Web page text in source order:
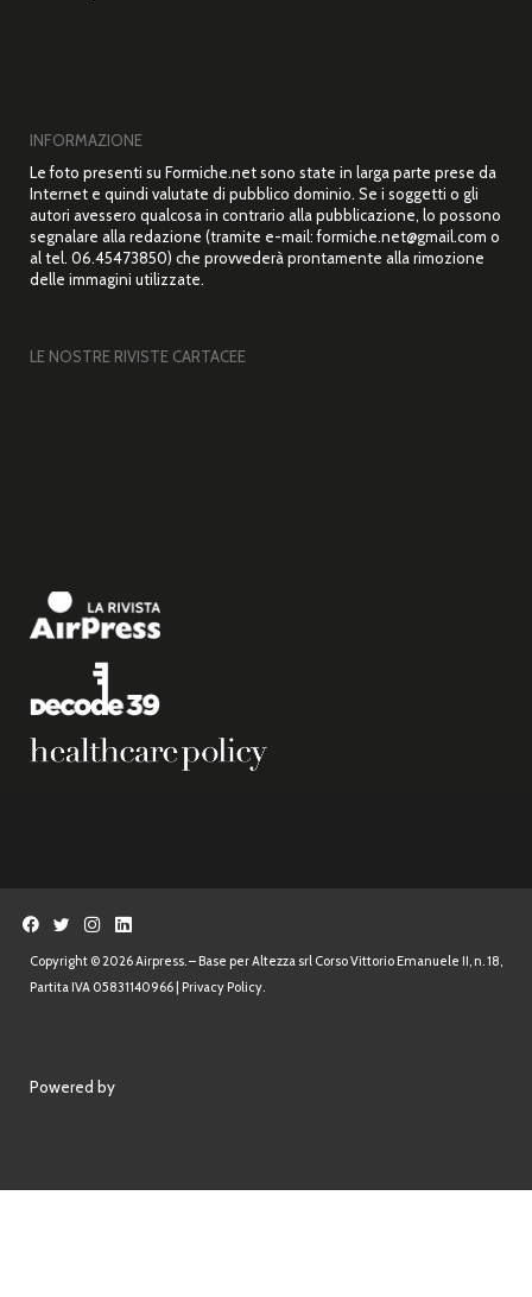
INFORMAZIONE
Le foto presenti su Formiche.net sono state in larga parte prese da
Internet e quindi valutate di pubblico dominio. Se i soggetti o gli
autori avessero qualcosa in contrario alla pubblicazione, lo possono
segnalare alla redazione (tramite e-mail: formiche.net@gmail.com o
al tel. 06.45473850) che provvederà prontamente alla rimozione
delle immagini utilizzate.
LE NOSTRE RIVISTE CARTACEE
Powered by